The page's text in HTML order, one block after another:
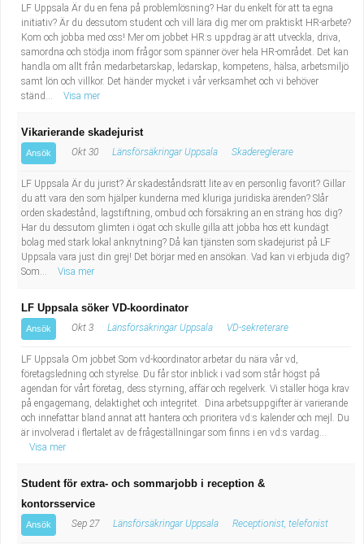
LF Uppsala Är du en fena på problemlösning? Har du enkelt för att ta egna
initiativ? Är du dessutom student och vill lära dig mer om praktiskt HR-arbete?
Kom och jobba med oss! Mer om jobbet HR:s uppdrag är att utveckla, driva,
samordna och stödja inom frågor som spänner över hela HR-området. Det kan
handla om allt från medarbetarskap, ledarskap, kompetens, hälsa, arbetsmiljö
samt lön och villkor. Det händer mycket i vår verksamhet och vi behöver
ständ...
Visa mer
Vikarierande skadejurist
Ansök Okt 30 Länsförsäkringar Uppsala Skadereglerare
LF Uppsala Är du jurist? Är skadeståndsrätt lite av en personlig favorit? Gillar
du att vara den som hjälper kunderna med kluriga juridiska ärenden? Slår
orden skadestånd, lagstiftning, ombud och försäkring an en sträng hos dig?
Har du dessutom glimten i ögat och skulle gilla att jobba hos ett kundägt
bolag med stark lokal anknytning? Då kan tjänsten som skadejurist på LF
Uppsala vara just din grej! Det börjar med en ansökan. Vad kan vi erbjuda dig?
Som...
Visa mer
LF Uppsala söker VD-koordinator
Ansök Okt 3 Länsförsäkringar Uppsala VD-sekreterare
LF Uppsala Om jobbet Som vd-koordinator arbetar du nära vår vd,
företagsledning och styrelse. Du får stor inblick i vad som står högst på
agendan för vårt företag, dess styrning, affär och regelverk. Vi ställer höga krav
på engagemang, delaktighet och integritet. Dina arbetsuppgifter är varierande
och innefattar bland annat att hantera och prioritera vd:s kalender och mejl. Du
är involverad i flertalet av de frågeställningar som finns i en vd:s vardag...
Visa mer
Student för extra- och sommarjobb i reception &
kontorsservice
Ansök Sep 27 Länsförsäkringar Uppsala Receptionist, telefonist